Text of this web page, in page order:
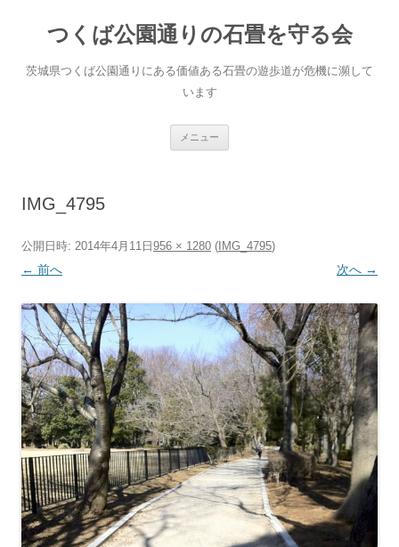
へ
ス
つくば公園通りの石畳を守る会
茨城県つくば公園通りにある価値ある石畳の遊歩道が危機に瀕して
います
メニュー
IMG_4795
公開日時: 2014年4月11日 956 × 1280 ( IMG_4795)
← 前へ 次へ →